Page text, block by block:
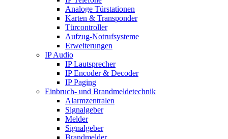
Analoge Türstationen
Karten & Transponder
Türcontroller
Aufzug-Notrufsysteme
Erweiterungen
IP Audio
IP Lautsprecher
IP Encoder & Decoder
IP Paging
Einbruch- und Brandmeldetechnik
Alarmzentralen
Signalgeber
Melder
Signalgeber
Brandmelder